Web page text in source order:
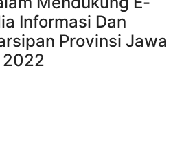
Informasi Dan
Provinsi Jawa
2022